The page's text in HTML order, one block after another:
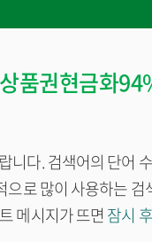
권현금화
니다. 검색어의 단어
로 많이 사용하는 검
메시지가 뜨면 잠시